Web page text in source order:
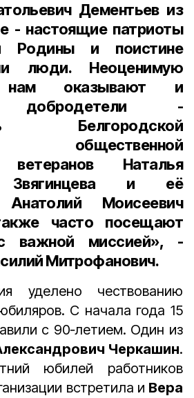
Дементьевиз
- настоящие патриоты
Родины и поистине
люди. Неоценимую
нам оказывают и
добродетели -
Белгородской
общественной
ветерановНаталья
и её
Анатолий Моисеевич
часто посещают
важной миссией», -
Митрофанович.
уделено чествованию
С начала года 15
с 90‑летием. Один из
Черкашин.
юбилей работников
встретила и Вера